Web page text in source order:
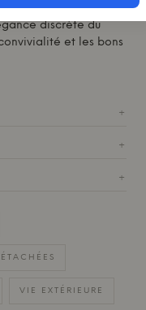
sur la terrasse
discrète du
et les bons
+
+
+
VIE EXTÉRIEURE